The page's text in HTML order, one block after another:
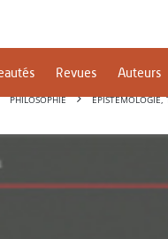
Revues Auteurs
PHILOSOPHIE ÉPISTÉMOLOGIE,